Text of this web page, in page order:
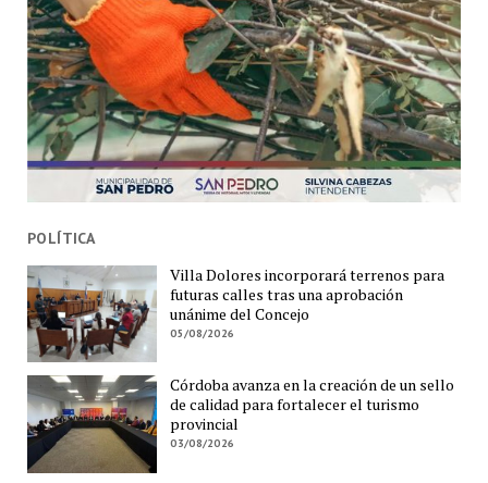
POLÍTICA
Villa Dolores incorporará terrenos para
futuras calles tras una aprobación
unánime del Concejo
05/08/2026
Córdoba avanza en la creación de un sello
de calidad para fortalecer el turismo
provincial
03/08/2026